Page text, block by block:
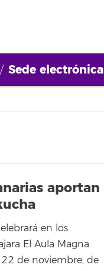
Sede electrónica
aportan
en los
El Aula Magna
de noviembre, de